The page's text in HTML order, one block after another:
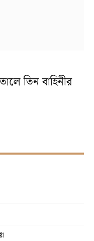
তিন বাহিনীর